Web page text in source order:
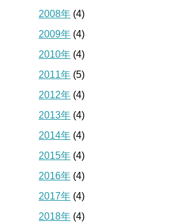
2008年 (4)
2009年 (4)
2010年 (4)
2011年 (5)
2012年 (4)
2013年 (4)
2014年 (4)
2015年 (4)
2016年 (4)
2017年 (4)
2018年 (4)